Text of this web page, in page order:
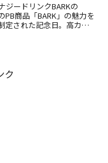
ジードリンクBARKの
PB商品「BARK」の魅力を
定された記念日。高カフ
ク